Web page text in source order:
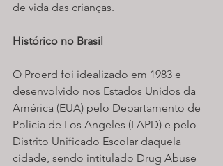
de vida das crianças.
Histórico no Brasil
O Proerd foi idealizado em 1983 e
desenvolvido nos Estados Unidos da
América (EUA) pelo Departamento de
Polícia de Los Angeles (LAPD) e pelo
Distrito Unificado Escolar daquela
cidade, sendo intitulado Drug Abuse